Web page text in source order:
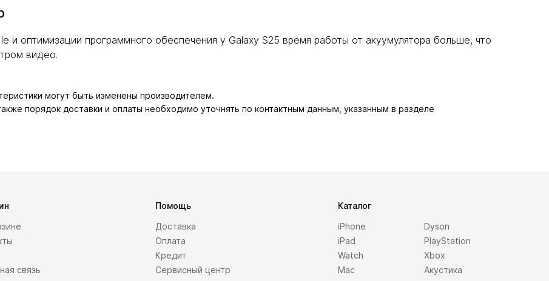
и оптимизации программного обеспечения у Galaxy S25 время работы от акуумулятора больше, что
видео.
могут быть изменены производителем.
порядок доставки и оплаты необходимо уточнять по контактным данным, указанным в разделе
связь
Помощь
Доставка
Оплата
Кредит
Сервисный центр
Каталог
iPhone
iPad
Watch
Mac
Dyson
PlayStation
Xbox
Акустика